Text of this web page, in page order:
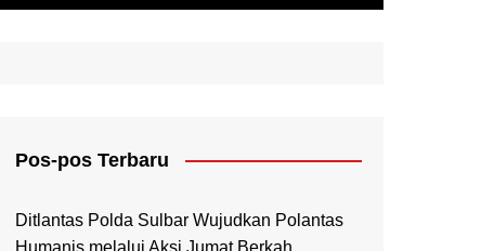
Mamasa
Pos-pos Terbaru
Ditlantas Polda Sulbar Wujudkan Polantas
Humanis melalui Aksi Jumat Berkah